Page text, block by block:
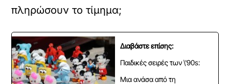
πληρώσουν το τίμημα;
Διαβάστε επίσης:
Παιδικές σειρές των \'90s:
Μια ανάσα από τη